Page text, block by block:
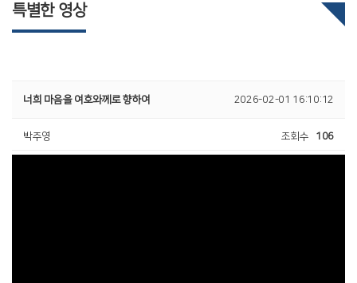
특별한 영상
너희 마음을 여호와께로 향하여 2026-02-01 16:10:12
박주영 조회수 106